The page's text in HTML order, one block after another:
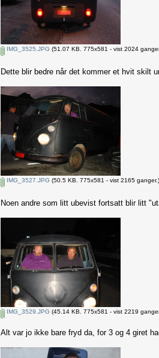
IMG_3525.JPG (51.07 KB. 775x581 - vist 2024
Dette blir bedre når det kommer et hvit skilt
IMG_3527.JPG (50.5 KB. 775x581 - vist 2165 ganger.)
Noen andre som litt ubevist fortsatt blir litt
IMG_3529.JPG (45.14 KB. 775x581 - vist 2219
Alt var jo ikke bare fryd da, for 3 og 4 giret